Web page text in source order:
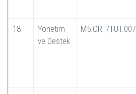
18
Yönetim
ve Destek
M5.ORT/TUT.007